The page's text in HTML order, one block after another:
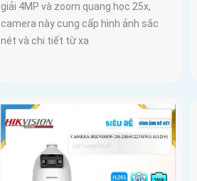
giải 4MP và zoom quang học 25x,
camera này cung cấp hình ảnh sắc
nét và chi tiết từ xa